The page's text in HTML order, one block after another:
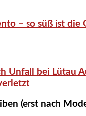
– so süß ist die
Unfall bei Lütau
(erst nach